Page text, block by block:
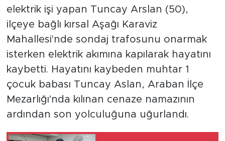
elektrik işi yapan Tuncay Arslan (50),
ilçeye bağlı kırsal Aşağı Karaviz
Mahallesi'nde sondaj trafosunu onarmak
isterken elektrik akımına kapılarak hayatını
kaybetti. Hayatını kaybeden muhtar 1
çocuk babası Tuncay Aslan, Araban İlçe
Mezarlığı'nda kılınan cenaze namazının
ardından son yolculuğuna uğurlandı.